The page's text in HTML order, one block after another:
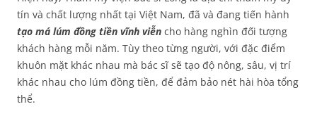
tín và chất lượng nhất tại Việt Nam, đã và đang tiến hành
tạo má lúm đồng tiền vĩnh viễn cho hàng nghìn đối tượng
khách hàng mỗi năm. Tùy theo từng người, với đặc điểm
khuôn mặt khác nhau mà bác sĩ sẽ tạo độ nông, sâu, vị trí
khác nhau cho lúm đồng tiền, để đảm bảo nét hài hòa tổng
thể.